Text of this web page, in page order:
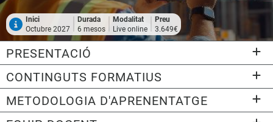
Inici
Octubre 2027
Durada
6 mesos
Modalitat
Live online
Preu
3.649€
PRESENTACIÓ
CONTINGUTS FORMATIUS
METODOLOGIA D'APRENENTATGE